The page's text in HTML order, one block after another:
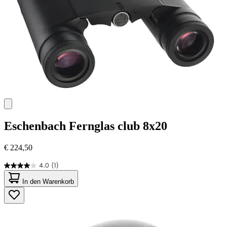
Eschenbach Fernglas club 8x20
€ 224,50
4.0 (1)
4.0
von
5
Sternen.
1
In den Warenkorb